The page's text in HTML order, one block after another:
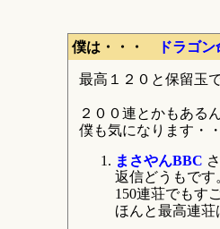
僕は・・・ ドラゴン
最高１２０と保留玉
２００連とかもある
僕も気になります・
まさやんBBC
返信どうもです
150連荘でもす
ほんと最高連荘